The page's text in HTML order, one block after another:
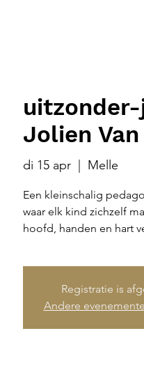
Jolien
di 15 apr
  |
Melle
Een kleinschalig
waar elk kind zichzelf
hoofd, handen en hart
Registratie is
Andere